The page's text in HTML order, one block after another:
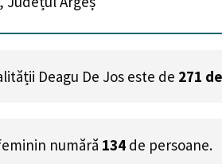
Deagu De Jos este de 271
numără 134 de persoane.